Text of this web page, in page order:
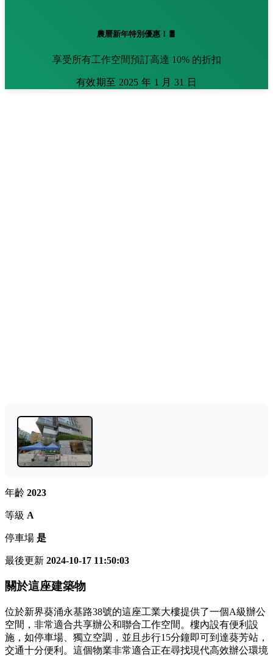
農曆新年特別優惠！🧧
享受所有工作空間預訂高達 10% 的折扣
有效期至 2025 年 1 月 31 日
年齡 2023
等級 A
停車場 是
最後更新 2024-10-17 11:50:03
關於這座建築物
位於新界葵涌永基路38號的這座工業大樓提供了一個A級辦公
空間，非常適合共享辦公和聯合工作空間。樓內設有便利設
施，如停車場、獨立空調，並且步行15分鐘即可到達葵芳站，
交通十分便利。這個物業非常適合正在尋找現代高效辦公環境